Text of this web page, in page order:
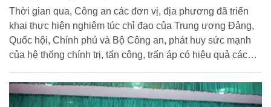
Thời gian qua, Công an các đơn vị, địa phương đã triển
khai thực hiện nghiêm túc chỉ đạo của Trung ương Đảng,
Quốc hội, Chính phủ và Bộ Công an, phát huy sức mạnh
của hệ thống chính trị, tấn công, trấn áp có hiệu quả các
loại tội phạm, bảo đảm an ninh, trật tự góp phần giữ vững
ổn định chính trị, phục vụ có hiệu quả các mục tiêu phát
triển kinh tế - xã hội và đối ngoại của đất nước… Lãnh đạo